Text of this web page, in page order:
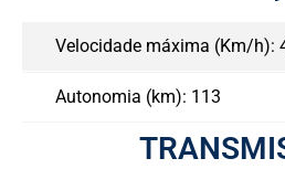
Velocidade máxima (Km/h):
Autonomia (km): 113